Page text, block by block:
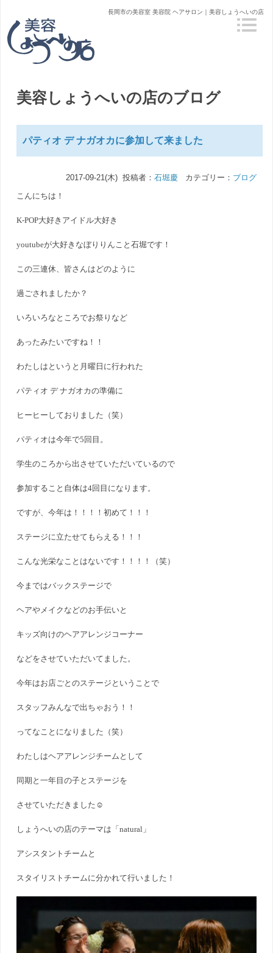
長岡市の美容室 美容院 ヘアサロン｜美容しょうへいの店
美容しょうへいの店のブログ
パティオ デ ナガオカに参加して来ました
2017-09-21(木) 投稿者： 石堀慶 カテゴリー： ブログ
こんにちは！
K-POP大好きアイドル大好き
youtubeが大好きなぼりりんこと石堀です！
この三連休、皆さんはどのように
過ごされましたか？
いろいろなところでお祭りなど
あったみたいですね！！
わたしはというと月曜日に行われた
パティオ デ ナガオカの準備に
ヒーヒーしておりました（笑）
パティオは今年で5回目。
学生のころから出させていただいているので
参加すること自体は4回目になります。
ですが、今年は！！！！初めて！！！
ステージに立たせてもらえる！！！
こんな光栄なことはないです！！！！（笑）
今まではバックステージで
ヘアやメイクなどのお手伝いと
キッズ向けのヘアアレンジコーナー
などをさせていただいてました。
今年はお店ごとのステージということで
スタッフみんなで出ちゃおう！！
ってなことになりました（笑）
わたしはヘアアレンジチームとして
同期と一年目の子とステージを
させていただきました☺︎
しょうへいの店のテーマは「natural」
アシスタントチームと
スタイリストチームに分かれて行いました！